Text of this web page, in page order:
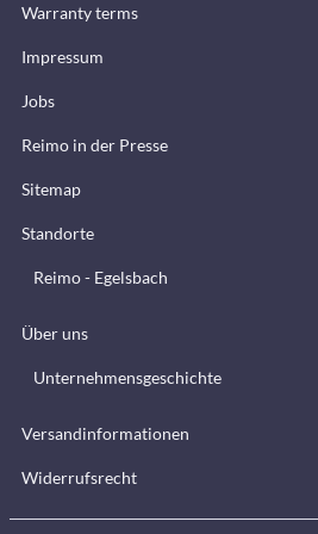
Warranty terms
Impressum
Jobs
Reimo in der Presse
Sitemap
Standorte
Reimo - Egelsbach
Über uns
Unternehmensgeschichte
Versandinformationen
Widerrufsrecht